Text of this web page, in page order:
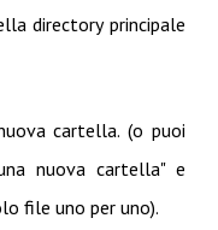
directory principale
cartella. (o puoi
nuova cartella" e
file uno per uno).